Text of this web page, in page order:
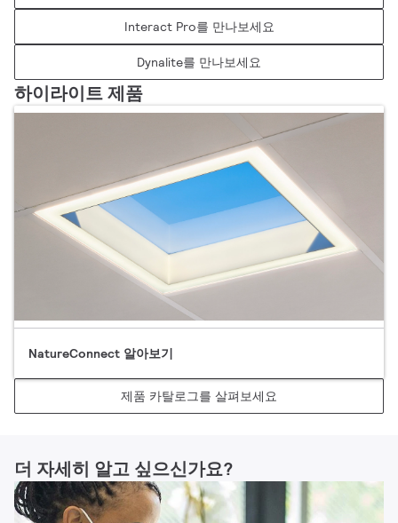
Interact Pro를 만나보세요
Dynalite를 만나보세요
하이라이트 제품
NatureConnect 알아보기
제품 카탈로그를 살펴보세요
더 자세히 알고 싶으신가요?